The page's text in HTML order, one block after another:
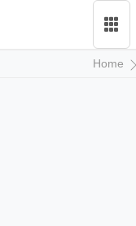
Home